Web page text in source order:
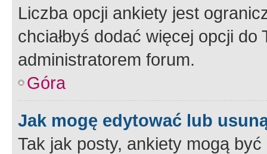
Liczba opcji ankiety jest
chciałbyś dodać więcej opcji
administratorem forum.
Góra
Jak mogę edytować lub
Tak jak posty, ankiety mogą